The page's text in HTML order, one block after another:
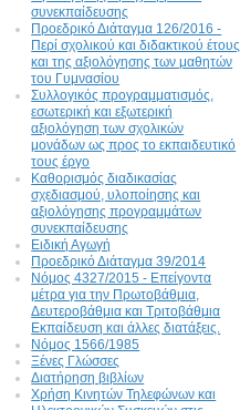
συνεκπαίδευσης
Προεδρικό Διάταγμα 126/2016 -
Περί σχολικού και διδακτικού έτους
και της αξιολόγησης των μαθητών
του Γυμνασίου
Συλλογικός προγραμματισμός,
εσωτερική και εξωτερική
αξιολόγηση των σχολικών
μονάδων ως προς το εκπαιδευτικό
τους έργο
Καθορισμός διαδικασίας
σχεδιασμού, υλοποίησης και
αξιολόγησης προγραμμάτων
συνεκπαίδευσης
Ειδική Αγωγή
Προεδρικό Διάταγμα 39/2014
Νόμος 4327/2015 - Επείγοντα
μέτρα για την Πρωτοβάθμια,
Δευτεροβάθμια και Τριτοβάθμια
Εκπαίδευση και άλλες διατάξεις.
Νόμος 1566/1985
Ξένες Γλώσσες
Διατήρηση βιβλίων
Χρήση Κινητών Τηλεφώνων και